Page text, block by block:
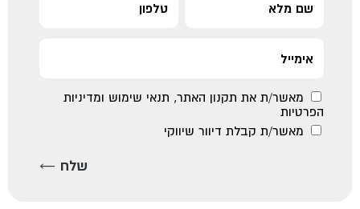
מאשר/ת את תקנון האתר, תנאי שימוש ומדיניות
הפרטיות
מאשר/ת קבלת דיוור שיווקי